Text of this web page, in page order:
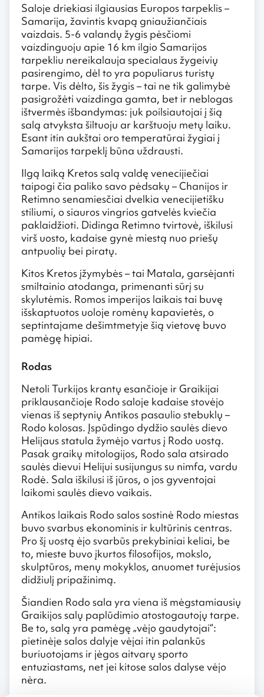
Saloje driekiasi ilgiausias Europos tarpeklis –
Samarija, žavintis kvapą gniaužiančiais
vaizdais. 5-6 valandų žygis pėsčiomi
vaizdinguoju apie 16 km ilgio Samarijos
tarpekliu nereikalauja specialaus žygeivių
pasirengimo, dėl to yra populiarus turistų
tarpe. Vis dėlto, šis žygis – tai ne tik galimybė
pasigrožėti vaizdinga gamta, bet ir neblogas
ištvermės išbandymas: juk poilsiautojai į šią
salą atvyksta šiltuoju ar karštuoju metų laiku.
Esant itin aukštai oro temperatūrai žygiai į
Samarijos tarpeklį būna uždrausti.
Ilgą laiką Kretos salą valdę venecijiečiai
taipogi čia paliko savo pėdsakų – Chanijos ir
Retimno senamiesčiai dvelkia venecijietišku
stiliumi, o siauros vingrios gatvelės kviečia
paklaidžioti. Didinga Retimno tvirtovė, iškilusi
virš uosto, kadaise gynė miestą nuo priešų
antpuolių bei piratų.
Kitos Kretos įžymybės – tai Matala, garsėjanti
smiltainio atodanga, primenanti sūrį su
skylutėmis. Romos imperijos laikais tai buvę
išskaptuotos uoloje romėnų kapavietės, o
septintajame dešimtmetyje šią vietovę buvo
pamėgę hipiai.
Rodas
Netoli Turkijos krantų esančioje ir Graikijai
priklausančioje Rodo saloje kadaise stovėjo
vienas iš septynių Antikos pasaulio stebuklų –
Rodo kolosas. Įspūdingo dydžio saulės dievo
Helijaus statula žymėjo vartus į Rodo uostą.
Pasak graikų mitologijos, Rodo sala atsirado
saulės dievui Helijui susijungus su nimfa, vardu
Rodė. Sala iškilusi iš jūros, o jos gyventojai
laikomi saulės dievo vaikais.
Antikos laikais Rodo salos sostinė Rodo miestas
buvo svarbus ekonominis ir kultūrinis centras.
Pro šį uostą ėjo svarbūs prekybiniai keliai, be
to, mieste buvo įkurtos filosofijos, mokslo,
skulptūros, menų mokyklos, anuomet turėjusios
didžiulį pripažinimą.
Šiandien Rodo sala yra viena iš mėgstamiausių
Graikijos salų paplūdimio atostogautojų tarpe.
Be to, salą yra pamėgę „vėjo gaudytojai“:
pietinėje salos dalyje vėjai itin palankūs
buriuotojams ir jėgos aitvarų sporto
entuziastams, net jei kitose salos dalyse vėjo
nėra.